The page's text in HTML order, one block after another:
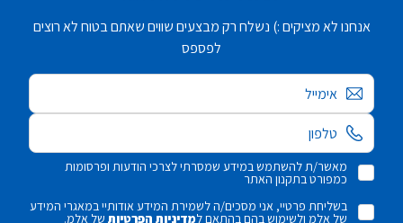
אנחנו לא מציקים :) נשלח רק מבצעים שווים שאתם בטוח לא רוצים
לפספס
אימייל
מאשר/ת להשתמש במידע שמסרתי לצרכי הודעות ופרסומות
כמפורט בתקנון האתר
בשליחת פרטיי, אני מסכים/ה לשמירת המידע אודותיי במאגרי המידע
של אלמ ולשימוש בהם בהתאם למדיניות הפרטיותשל אלמ.